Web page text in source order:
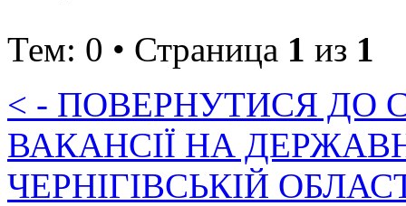
Тем: 0 • Страница 1 из 1
< - ПОВЕРНУТИСЯ ДО
ВАКАНСІЇ НА
ЧЕРНІГІВСЬКІЙ